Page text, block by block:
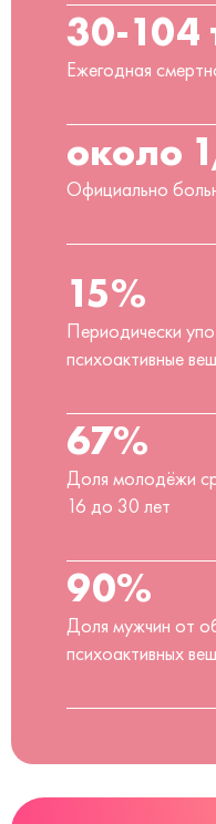
30-104
Ежегодная
около
Официально
15%
Периодически
психоактивные
67%
Доля молодёжи
16 до 30 лет
90%
Доля мужчин от
психоактивных